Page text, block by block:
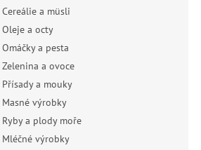
Cereálie a müsli
Oleje a octy
Omáčky a pesta
Zelenina a ovoce
Přísady a mouky
Masné výrobky
Ryby a plody moře
Mléčné výrobky